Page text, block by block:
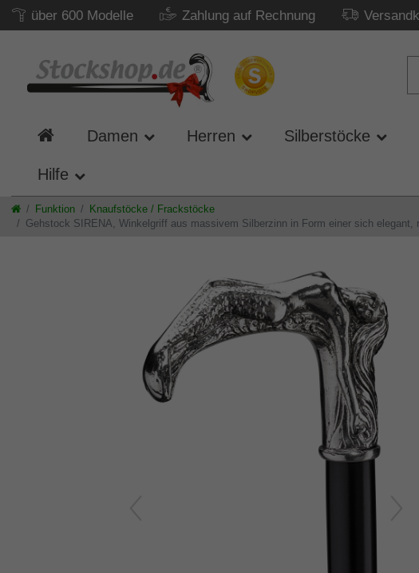
über 600 Modelle Zahlung auf Rechnung
Damen Herren Silberstöcke
Hilfe
Funktion
Knaufstöcke / Frackstöcke
Gehstock SIRENA, Winkelgriff aus massivem Silberzinn in Form einer sich